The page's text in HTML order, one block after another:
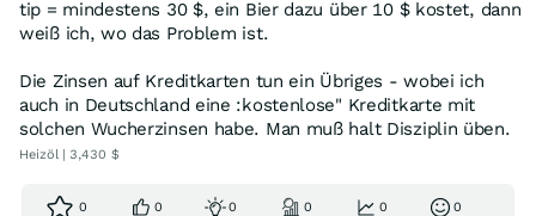
tip = mindestens 30 $, ein Bier dazu über 10 $ kostet, dann
weiß ich, wo das Problem ist.
Die Zinsen auf Kreditkarten tun ein Übriges - wobei ich
auch in Deutschland eine :kostenlose" Kreditkarte mit
solchen Wucherzinsen habe. Man muß halt Disziplin üben.
Heizöl | 3,430 $
0 0 0 0 0 0